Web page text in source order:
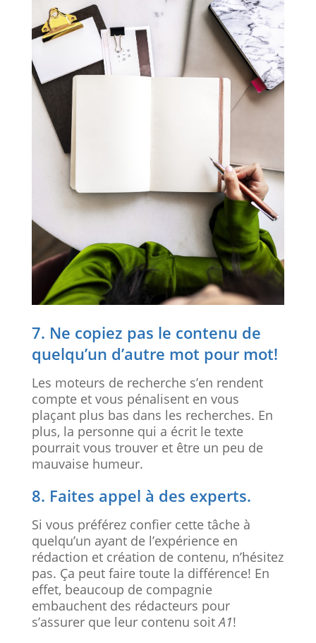
7. Ne copiez pas le contenu de
quelqu’un d’autre mot pour mot!
Les moteurs de recherche s’en rendent
compte et vous pénalisent en vous
plaçant plus bas dans les recherches. En
plus, la personne qui a écrit le texte
pourrait vous trouver et être un peu de
mauvaise humeur.
8. Faites appel à des experts.
Si vous préférez confier cette tâche à
quelqu’un ayant de l’expérience en
rédaction et création de contenu, n’hésitez
pas. Ça peut faire toute la différence! En
effet, beaucoup de compagnie
embauchent des rédacteurs pour
s’assurer que leur contenu soitA1!